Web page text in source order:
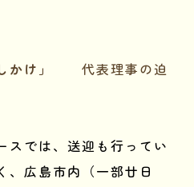
け」
代表理事の迫
スでは、送迎も行ってい
、広島市内（一部廿日